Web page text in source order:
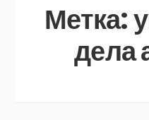
Метка:
дела